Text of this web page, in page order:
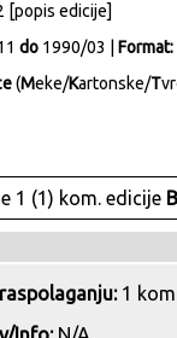
[popis edicije]
do 1990/03 | Format:
(Meke/Kartonske/T
1 (1) kom. edicije
1